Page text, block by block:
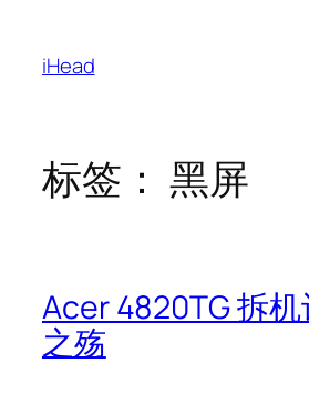
iHead
标签： 黑屏
Acer 4820TG 拆机
之殇